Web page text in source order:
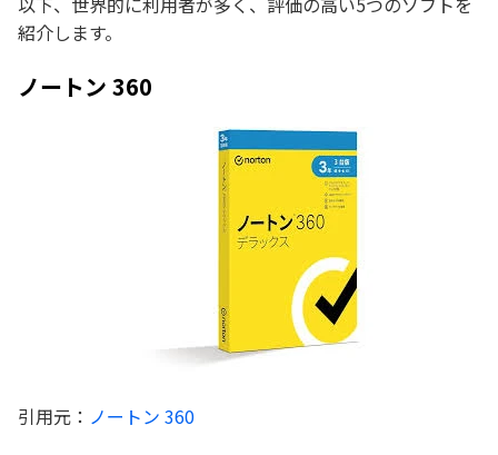
紹介します。
ノートン 360
引用元： ノートン 360